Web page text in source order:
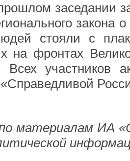
заседании
закона
стояли с
на фронтах
Всех участников
материалам ИА